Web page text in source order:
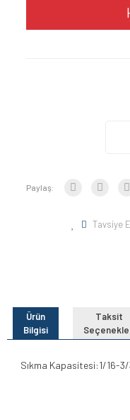
Paylaş:
Tavsiye
Ürün
Bilgisi
Taksit
Sıkma Kapasitesi:1/16-